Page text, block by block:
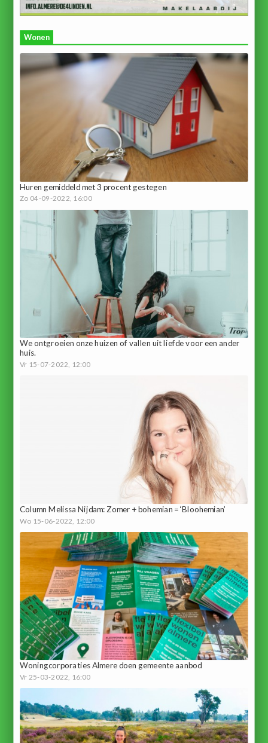
Wonen
Huren gemiddeld met 3 procent gestegen
Zo 04-09-2022, 16:00
We ontgroeien onze huizen of vallen uit liefde voor een ander
huis.
Vr 15-07-2022, 12:00
Column Melissa Nijdam: Zomer + bohemian = ‘Bloohemian’
Wo 15-06-2022, 12:00
Woningcorporaties Almere doen gemeente aanbod
Vr 25-03-2022, 16:00